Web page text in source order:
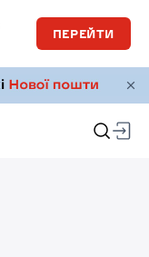
ПЕРЕЙТИ